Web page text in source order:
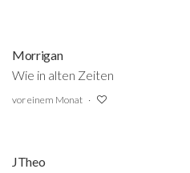
Morrigan
Wie in alten Zeiten
vor einem Monat
JTheo